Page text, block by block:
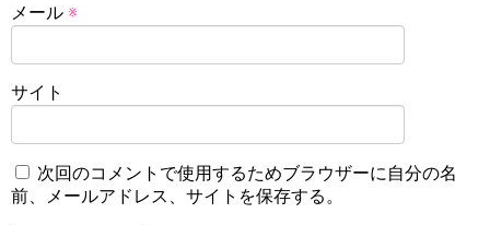
メール ※
サイト
次回のコメントで使用するためブラウザーに自分の名
前、メールアドレス、サイトを保存する。